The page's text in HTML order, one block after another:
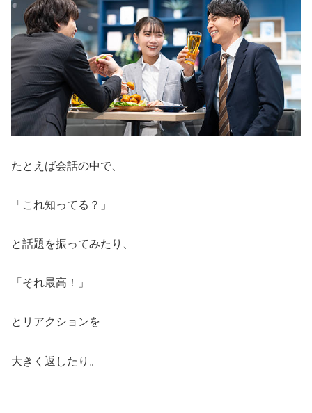
たとえば会話の中で、
「これ知ってる？」
と話題を振ってみたり、
「それ最高！」
とリアクションを
大きく返したり。